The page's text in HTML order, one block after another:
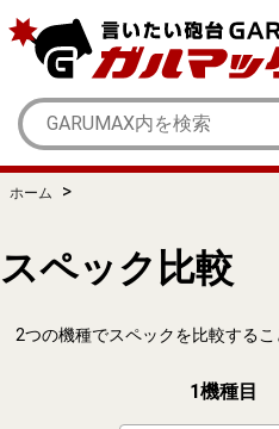
ホーム >
スペック比較
2つの機種でスペックを比較するこ
1機種目